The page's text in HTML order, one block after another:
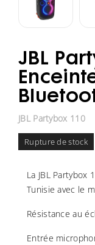
JBL
JBL Partybox 110
Rupture de stock
La JBL
Tunisie avec le
Résistance au
Entrée